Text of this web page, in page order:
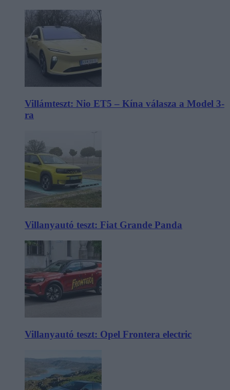
Villámteszt: Nio ET5 – Kína válasza a Model 3-
ra
Villanyautó teszt: Fiat Grande Panda
Villanyautó teszt: Opel Frontera electric